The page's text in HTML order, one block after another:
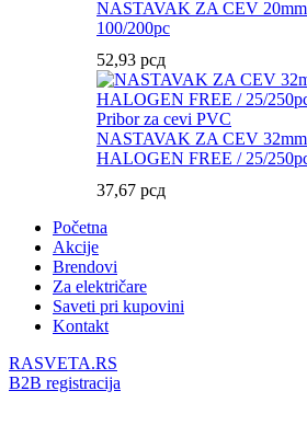
NASTAVAK ZA CEV
100/200pc
52,93 рсд
Pribor za cevi PVC
NASTAVAK ZA CEV
HALOGEN FREE / 25/
37,67 рсд
Početna
Akcije
Brendovi
Za električare
Saveti pri kupovini
Kontakt
RASVETA.RS
B2B registracija